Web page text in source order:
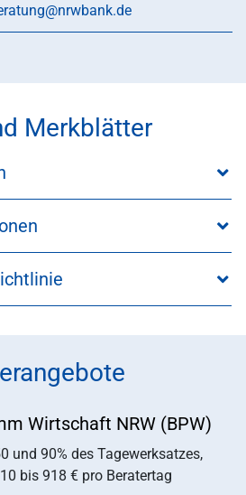
Merkblätter
Wirtschaft NRW (BPW)
und 90% des Tagewerksatzes,
bis 918 € pro Beratertag